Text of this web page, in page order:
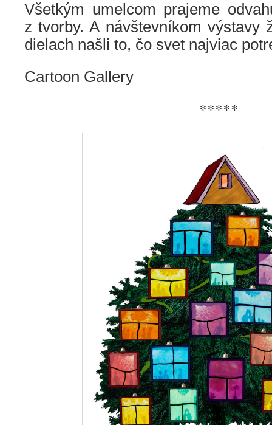
Všetkým umelcom prajeme
z tvorby. A návštevníkom výstavy
dielach našli to, čo svet najviac
Cartoon Gallery
*****